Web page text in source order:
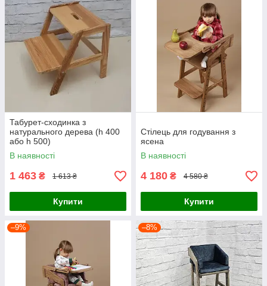
Табурет-сходинка з
натурального дерева (h 400
або h 500)
В наявності
1 463 ₴ 1 613 ₴
Купити
Стілець для годування з
ясена
В наявності
4 180 ₴ 4 580 ₴
Купити
–9% –8%